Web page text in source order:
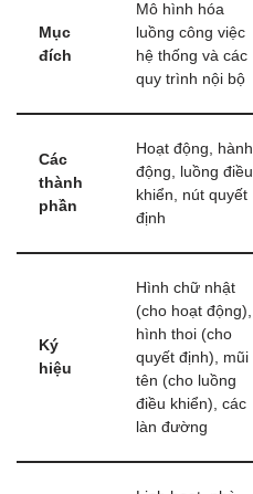
Mục
đích
Mô hình hóa
luồng công việc
hệ thống và các
quy trình nội bộ
Các
thành
phần
Hoạt động, hành
động, luồng điều
khiển, nút quyết
định
Ký
hiệu
Hình chữ nhật
(cho hoạt động),
hình thoi (cho
quyết định), mũi
tên (cho luồng
điều khiển), các
làn đường